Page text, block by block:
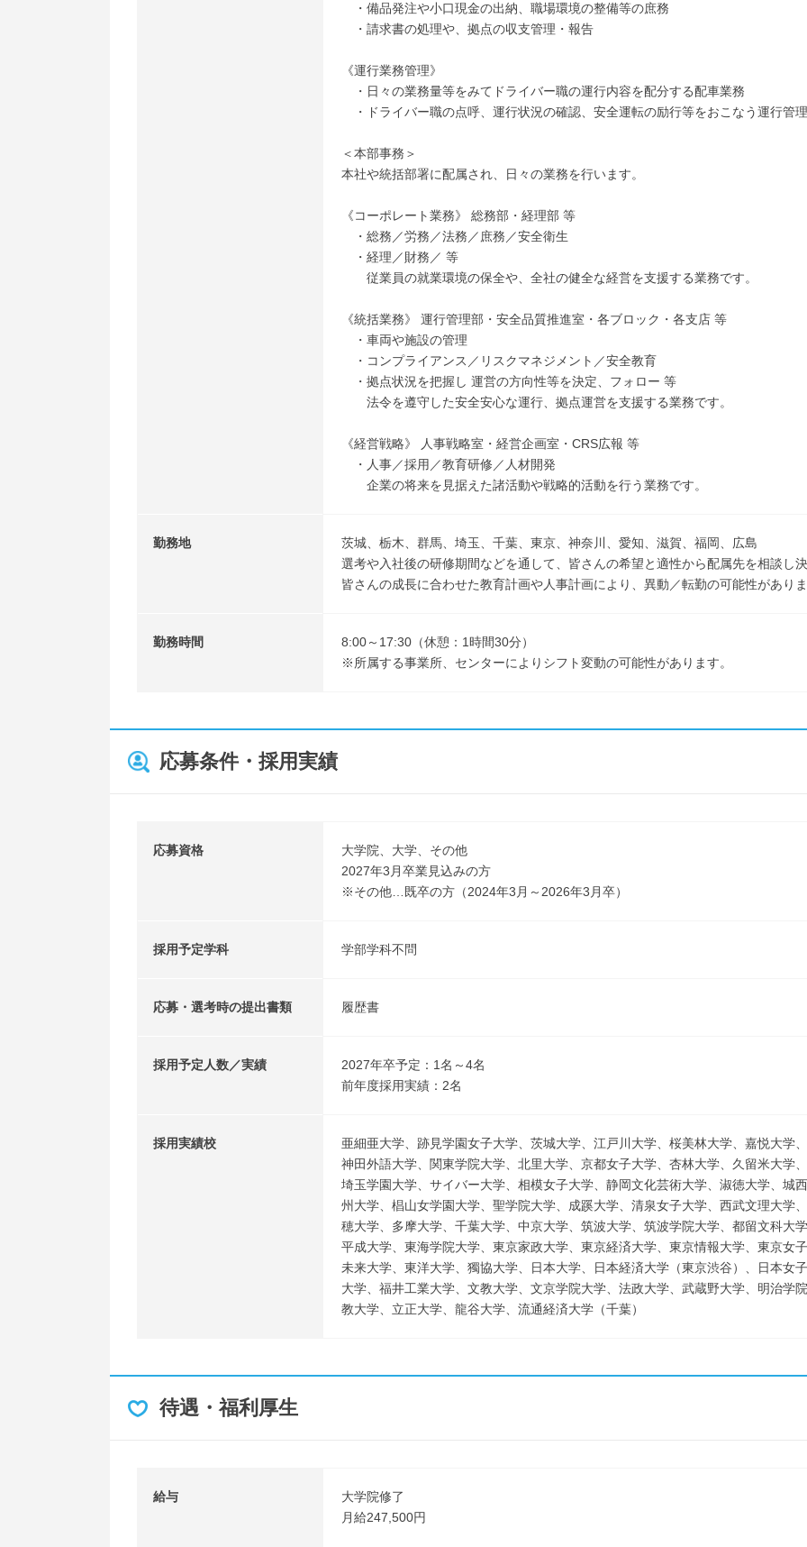
・備品発注や小口現金の出納、職場環境の整備等の庶務
・請求書の処理や、拠点の収支管理・報告
《運行業務管理》
・日々の業務量等をみてドライバー職の運行内容を配分する配車業務
・ドライバー職の点呼、運行状況の確認、安全運転の励行等をおこなう運行管理
＜本部事務＞
本社や統括部署に配属され、日々の業務を行います。
《コーポレート業務》 総務部・経理部 等
・総務／労務／法務／庶務／安全衛生
・経理／財務／ 等
従業員の就業環境の保全や、全社の健全な経営を支援する業務です。
《統括業務》 運行管理部・安全品質推進室・各ブロック・各支店 等
・車両や施設の管理
・コンプライアンス／リスクマネジメント／安全教育
・拠点状況を把握し 運営の方向性等を決定、フォロー 等
法令を遵守した安全安心な運行、拠点運営を支援する業務です。
《経営戦略》 人事戦略室・経営企画室・CRS広報 等
・人事／採用／教育研修／人材開発
企業の将来を見据えた諸活動や戦略的活動を行う業務です。
勤務地
茨城、栃木、群馬、埼玉、千葉、東京、神奈川、愛知、滋賀、福岡、広島
選考や入社後の研修期間などを通して、皆さんの希望と適性から配属先を相談し
皆さんの成長に合わせた教育計画や人事計画により、異動／転勤の可能性があり
勤務時間
8:00～17:30（休憩：1時間30分）
※所属する事業所、センターによりシフト変動の可能性があります。
応募条件・採用実績
応募資格
大学院、大学、その他
2027年3月卒業見込みの方
※その他…既卒の方（2024年3月～2026年3月卒）
採用予定学科 学部学科不問
応募・選考時の提出書類 履歴書
採用予定人数／実績
2027年卒予定：1名～4名
前年度採用実績：2名
採用実績校
亜細亜大学、跡見学園女子大学、茨城大学、江戸川大学、桜美林大学、嘉悦大学
神田外語大学、関東学院大学、北里大学、京都女子大学、杏林大学、久留米大学
埼玉学園大学、サイバー大学、相模女子大学、静岡文化芸術大学、淑徳大学、城
州大学、椙山女学園大学、聖学院大学、成蹊大学、清泉女子大学、西武文理大学
穂大学、多摩大学、千葉大学、中京大学、筑波大学、筑波学院大学、都留文科大
平成大学、東海学院大学、東京家政大学、東京経済大学、東京情報大学、東京女
未来大学、東洋大学、獨協大学、日本大学、日本経済大学（東京渋谷）、日本女
大学、福井工業大学、文教大学、文京学院大学、法政大学、武蔵野大学、明治学
教大学、立正大学、龍谷大学、流通経済大学（千葉）
待遇・福利厚生
給与
大学院修了
月給247,500円